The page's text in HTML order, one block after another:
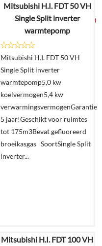
€6.955,08
€3.649,00
aanvragen?
winkelmand
Mitsubishi H.I. FDT 50 VH
Single Split inverter
warmtepomp
Mitsubishi H.I. FDT 50 VH
Single Split inverter
warmtepomp5,0 kw
koelvermogen5,4 kw
verwarmingsvermogenGarantie
5 jaar!Geschikt voor ruimtes
tot 175m3Bevat gefluoreerd
broeikasgas SoortSingle Split
inverter...
€ 6.128,65
Mitsubishi H.I. FDT 100 VH